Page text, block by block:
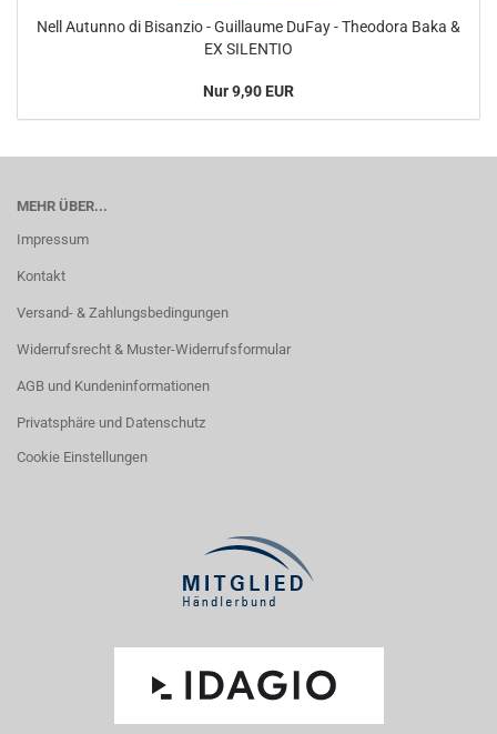
Nell Autunno di Bisanzio - Guillaume DuFay - Theodora Baka &
EX SILENTIO
Nur 9,90 EUR
MEHR ÜBER...
Impressum
Kontakt
Versand- & Zahlungsbedingungen
Widerrufsrecht & Muster-Widerrufsformular
AGB und Kundeninformationen
Privatsphäre und Datenschutz
Cookie Einstellungen